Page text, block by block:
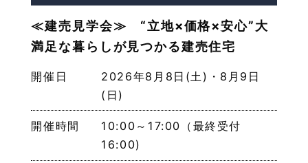
≪建売見学会≫ “立地×価格×安心”大
満足な暮らしが見つかる建売住宅
開催日
2026年8月8日(土)・8月9日
(日)
開催時間
10:00～17:00（最終受付
16:00)